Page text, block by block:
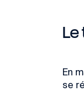
En
se